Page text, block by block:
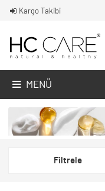
Kargo Takibi
MENÜ
Filtrele